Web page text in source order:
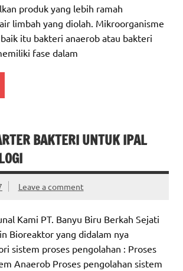
produk yang lebih ramah
limbah yang diolah. Mikroorganisme
itu bakteri anaerob atau bakteri
fase dalam
BAKTERI UNTUK IPAL
Leave a comment
Kami PT. Banyu Biru Berkah Sejati
Bioreaktor yang didalam nya
sistem proses pengolahan : Proses
Anaerob Proses pengolahan sistem